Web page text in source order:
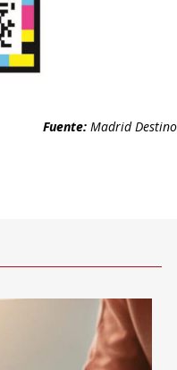
Fuente: Madrid Destino